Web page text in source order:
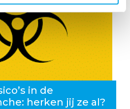
in de
herken jij ze al?